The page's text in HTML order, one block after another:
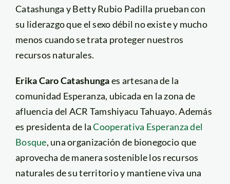
Catashunga y Betty Rubio Padilla prueban con
su liderazgo que el sexo débil no existe y mucho
menos cuando se trata proteger nuestros
recursos naturales.
Erika Caro Catashungaes artesana de la
comunidad Esperanza, ubicada en la zona de
afluencia del ACR Tamshiyacu Tahuayo. Además
es presidenta de laCooperativa Esperanza del
Bosque, una organización de bionegocio que
aprovecha de manera sostenible los recursos
naturales de su territorio y mantiene viva una